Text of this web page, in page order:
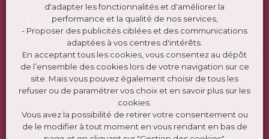
PLÉLANEN 1 CLIC
DÉMARCHES EN LIGNE
d'adapter les fonctionnalités et d'améliorer la
performance et la qualité de nos services,
- Proposer des publicités ciblées et des communications
adaptées à vos centres d'intérêts.
En acceptant tous les cookies, vous consentez au dépôt
de l’ensemble des cookies lors de votre navigation sur ce
site. Mais vous pouvez également choisir de tous les
refuser ou de paramétrer vos choix et en savoir plus sur les
cookies.
Vous avez la possibilité de retirer votre consentement ou
de le modifier à tout moment en vous rendant en bas de